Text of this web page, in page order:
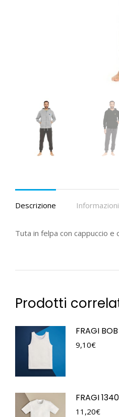
Descrizione
Tuta in felpa con cappuccio
Prodotti
FRAGI BOB
9,10€
FRAGI 1340
11,20€